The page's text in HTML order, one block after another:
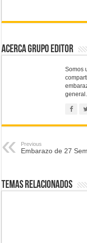
Acerca Grupo Editor
Somos
general.
Previous
Embarazo de 27
Temas Relacionados